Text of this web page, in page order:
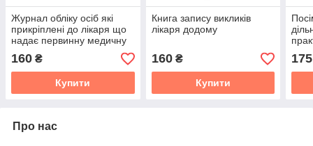
Журнал обліку осіб які
прикріплені до лікаря що
надає первинну медичну
допомогу
160 ₴
Купити
Книга запису викликів
лікаря додому
160₴
Купити
175
Про нас